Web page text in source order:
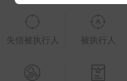
失信被执行人 被执行人
权益说明
企业全部电话